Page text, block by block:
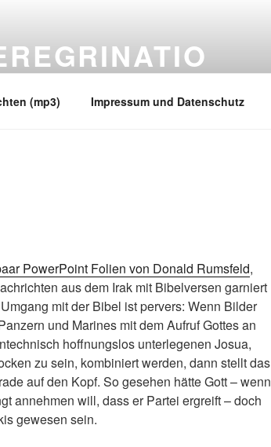
(mp3) Impressum und Datenschutz
PowerPoint Folien von Donald Rumsfeld,
aus dem Irak mit Bibelversen garniert
mit der Bibel ist pervers: Wenn Bilder
und Marines mit dem Aufruf Gottes an
hoffnungslos unterlegenen Josua,
zu sein, kombiniert werden, dann stellt das
auf den Kopf. So gesehen hätte Gott – wenn
annehmen will, dass er Partei ergreift – doch
gewesen sein.